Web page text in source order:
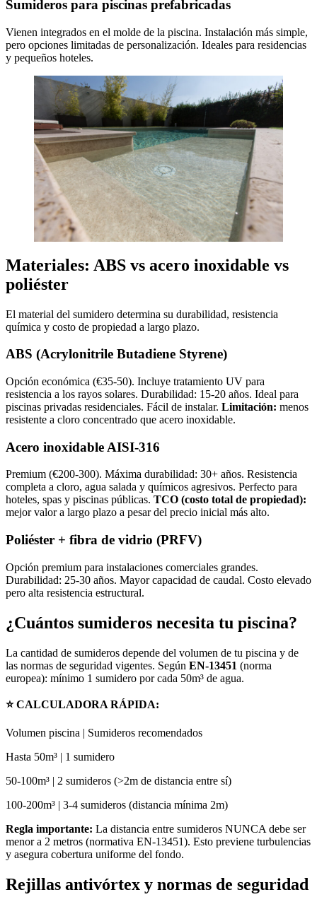
Sumideros para piscinas prefabricadas
Vienen integrados en el molde de la piscina. Instalación más simple,
pero opciones limitadas de personalización. Ideales para residencias
y pequeños hoteles.
Materiales: ABS vs acero inoxidable vs
poliéster
El material del sumidero determina su durabilidad, resistencia
química y costo de propiedad a largo plazo.
ABS (Acrylonitrile Butadiene Styrene)
Opción económica (€35-50). Incluye tratamiento UV para
resistencia a los rayos solares. Durabilidad: 15-20 años. Ideal para
piscinas privadas residenciales. Fácil de instalar. Limitación: menos
resistente a cloro concentrado que acero inoxidable.
Acero inoxidable AISI-316
Premium (€200-300). Máxima durabilidad: 30+ años. Resistencia
completa a cloro, agua salada y químicos agresivos. Perfecto para
hoteles, spas y piscinas públicas. TCO (costo total de propiedad):
mejor valor a largo plazo a pesar del precio inicial más alto.
Poliéster + fibra de vidrio (PRFV)
Opción premium para instalaciones comerciales grandes.
Durabilidad: 25-30 años. Mayor capacidad de caudal. Costo elevado
pero alta resistencia estructural.
¿Cuántos sumideros necesita tu piscina?
La cantidad de sumideros depende del volumen de tu piscina y de
las normas de seguridad vigentes. Según EN-13451 (norma
europea): mínimo 1 sumidero por cada 50m³ de agua.
⭐ CALCULADORA RÁPIDA:
Volumen piscina | Sumideros recomendados
Hasta 50m³ | 1 sumidero
50-100m³ | 2 sumideros (>2m de distancia entre sí)
100-200m³ | 3-4 sumideros (distancia mínima 2m)
Regla importante: La distancia entre sumideros NUNCA debe ser
menor a 2 metros (normativa EN-13451). Esto previene turbulencias
y asegura cobertura uniforme del fondo.
Rejillas antivórtex y normas de seguridad